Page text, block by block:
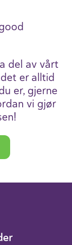
del av vårt
er alltid
er, gjerne
vi gjør